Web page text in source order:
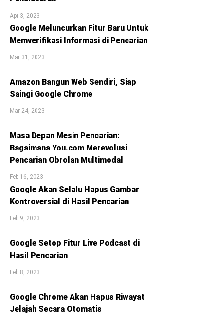
Apr 3, 2023
Google Meluncurkan Fitur Baru Untuk
Memverifikasi Informasi di Pencarian
Mar 31, 2023
Amazon Bangun Web Sendiri, Siap
Saingi Google Chrome
Mar 24, 2023
Masa Depan Mesin Pencarian:
Bagaimana You.com Merevolusi
Pencarian Obrolan Multimodal
Feb 16, 2023
Google Akan Selalu Hapus Gambar
Kontroversial di Hasil Pencarian
Feb 9, 2023
Google Setop Fitur Live Podcast di
Hasil Pencarian
Feb 8, 2023
Google Chrome Akan Hapus Riwayat
Jelajah Secara Otomatis